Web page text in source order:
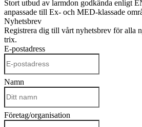
Stort utbud av larmdon godkända enligt
anpassade till Ex- och MED-klassade
Nyhetsbrev
Registrera dig till vårt nyhetsbrev för alla
trix.
E-postadress
Namn
Företag/organisation